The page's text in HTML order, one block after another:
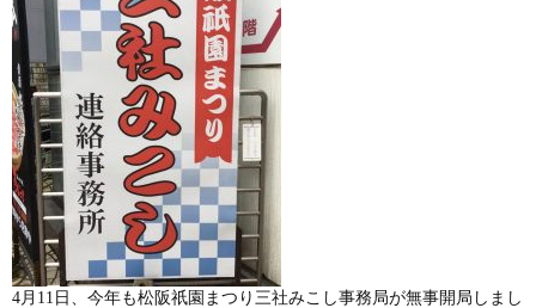
4月11日、今年も松阪祇園まつり三社みこし事務局が無事開局しまし